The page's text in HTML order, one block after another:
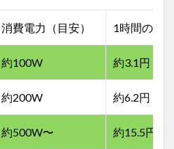
消費電力（目安） 1時間の電
約100W 約3.1円
約200W 約6.2円
約500W〜 約15.5円〜